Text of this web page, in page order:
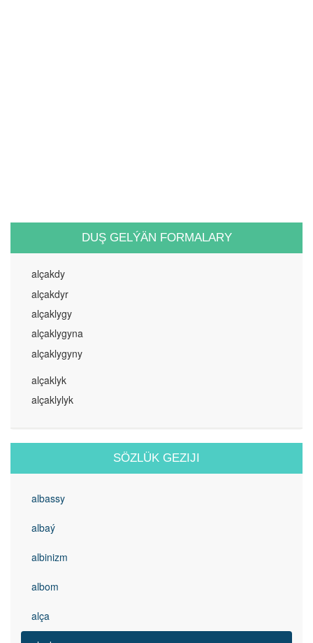
DUŞ GELÝÄN FORMALARY
alçakdy
alçakdyr
alçaklygy
alçaklygyna
alçaklygyny
alçaklyk
alçaklylyk
SÖZLÜK GEZIJI
albassy
albaý
albinizm
albom
alça